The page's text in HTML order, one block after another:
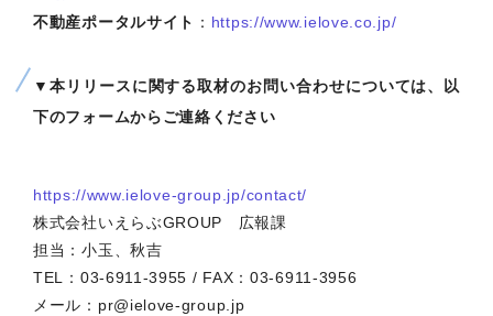
不動産ポータルサイト ： https://www.ielove.co.jp/
▼本リリースに関する取材のお問い合わせについては、以
下のフォームからご連絡ください
https://www.ielove-group.jp/contact/
株式会社いえらぶGROUP 広報課
担当：小玉、秋吉
TEL：03-6911-3955 / FAX：03-6911-3956
メール：pr@ielove-group.jp